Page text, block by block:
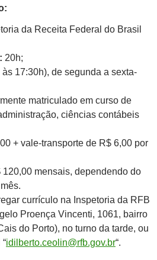
da Receita Federal do Brasil
20h;
17:30h), de segunda a sexta-
matriculado em curso de
ciências contábeis
+ vale-transporte de R$ 6,00 por
120,00 mensais, dependendo do
currículo na Inspetoria da RFB
Proença Vincenti, 1061, bairro
do Porto), no turno da tarde, ou
idilberto.ceolin@rfb.gov.br“.